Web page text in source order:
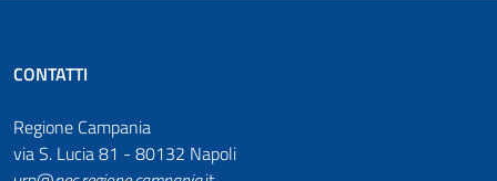
CONTATTI
Regione Campania
via S. Lucia 81 - 80132 Napoli